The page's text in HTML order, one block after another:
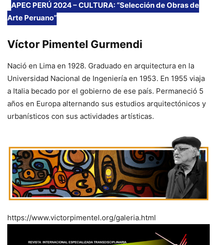
APEC PERÚ 2024 – CULTURA: “Selección de Obras de
Arte Peruano”
Víctor Pimentel Gurmendi
Nació en Lima en 1928. Graduado en arquitectura en la
Universidad Nacional de Ingeniería en 1953. En 1955 viaja
a Italia becado por el gobierno de ese país. Permaneció 5
años en Europa alternando sus estudios arquitectónicos y
urbanísticos con sus actividades artísticas.
https://www.victorpimentel.org/galeria.html